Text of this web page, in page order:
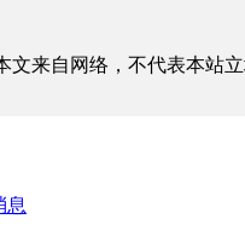
文来自网络，不代表本站